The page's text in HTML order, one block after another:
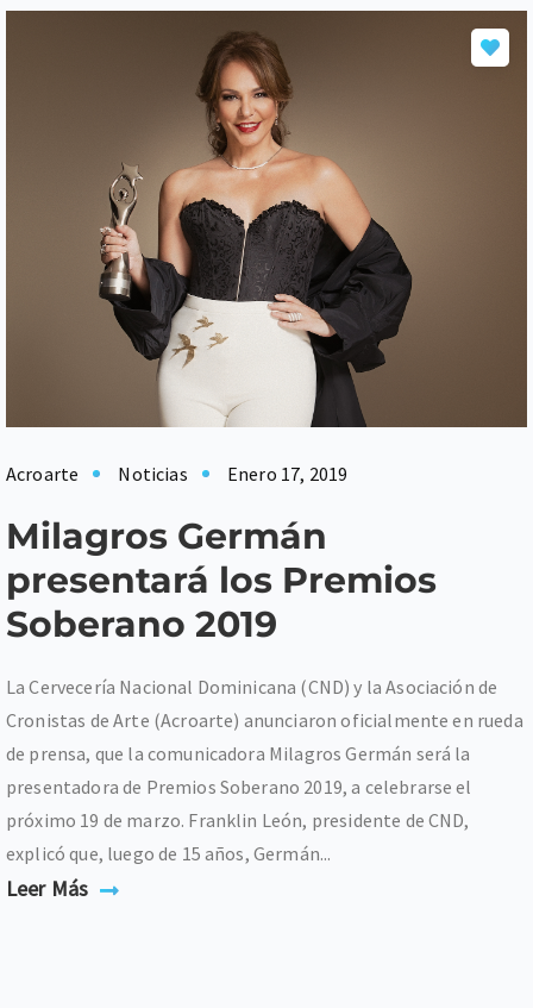
Acroarte Noticias Enero 17, 2019
Milagros Germán
presentará los Premios
Soberano 2019
La Cervecería Nacional Dominicana (CND) y la Asociación de
Cronistas de Arte (Acroarte) anunciaron oficialmente en rueda
de prensa, que la comunicadora Milagros Germán será la
presentadora de Premios Soberano 2019, a celebrarse el
próximo 19 de marzo. Franklin León, presidente de CND,
explicó que, luego de 15 años, Germán...
Leer Más